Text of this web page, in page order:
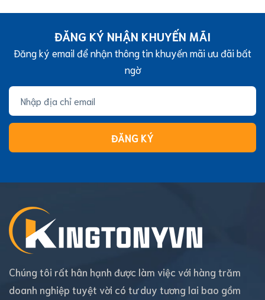
ĐĂNG KÝ NHẬN KHUYẾN MÃI
Đăng ký email để nhận thông tin khuyến mãi ưu đãi bất
ngờ
ĐĂNG KÝ
Chúng tôi rất hân hạnh được làm việc với hàng trăm
doanh nghiệp tuyệt vời có tư duy tương lai bao gồm